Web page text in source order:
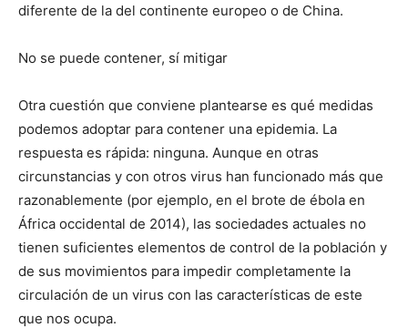
diferente de la del continente europeo o de China.
No se puede contener, sí mitigar
Otra cuestión que conviene plantearse es qué medidas
podemos adoptar para contener una epidemia. La
respuesta es rápida: ninguna. Aunque en otras
circunstancias y con otros virus han funcionado más que
razonablemente (por ejemplo, en el brote de ébola en
África occidental de 2014), las sociedades actuales no
tienen suficientes elementos de control de la población y
de sus movimientos para impedir completamente la
circulación de un virus con las características de este
que nos ocupa.